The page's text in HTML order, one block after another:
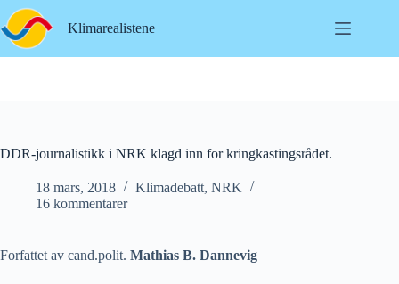
Hopp
til
innholdet
Klimarealistene
DDR-journalistikk i NRK klagd inn for kringkastingsrådet.
18 mars, 2018 Klimadebatt, NRK
16 kommentarer
Forfattet av cand.polit. Mathias B. Dannevig